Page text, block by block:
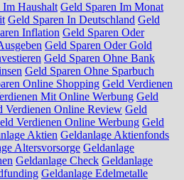
Im Haushalt Geld Sparen Im Monat
Geld Sparen In Deutschland Geld
Inflation Geld Sparen Oder
Geld Sparen Oder Gold
Geld Sparen Ohne Bank
Geld Sparen Ohne Sparbuch
Online Shopping Geld Verdienen
Mit Online Werbung Geld
Verdienen Online Review Geld
Verdienen Online Werbung Geld
Aktien Geldanlage Aktienfonds
Altersvorsorge Geldanlage
Geldanlage Check Geldanlage
Geldanlage Edelmetalle